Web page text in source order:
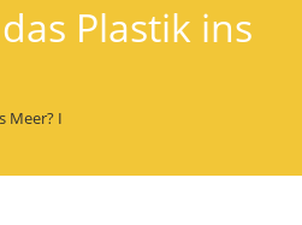
Plastik ins
Meer? I